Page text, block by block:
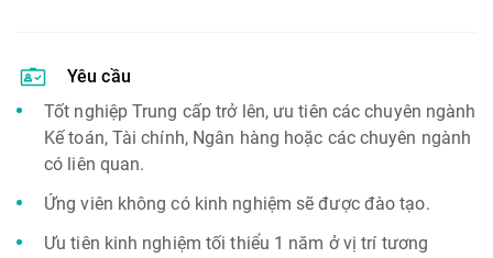
Yêu cầu
Tốt nghiệp Trung cấp trở lên, ưu tiên các chuyên ngành
Kế toán, Tài chính, Ngân hàng hoặc các chuyên ngành
có liên quan.
Ứng viên không có kinh nghiệm sẽ được đào tạo.
Ưu tiên kinh nghiệm tối thiểu 1 năm ở vị trí tương